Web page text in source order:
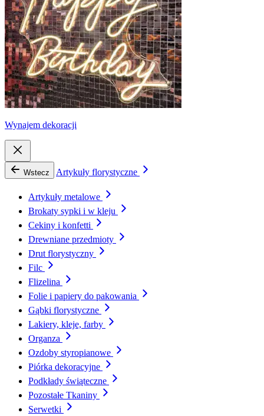
Wynajem dekoracji
Wstecz Artykuły florystyczne
Artykuły metalowe
Brokaty sypki i w kleju
Cekiny i konfetti
Drewniane przedmioty
Drut florystyczny
Filc
Flizelina
Folie i papiery do pakowania
Gąbki florystyczne
Lakiery, kleje, farby
Organza
Ozdoby styropianowe
Piórka dekoracyjne
Podkłady świąteczne
Pozostałe Tkaniny
Serwetki